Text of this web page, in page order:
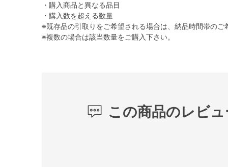
・購入商品と異なる品目
・購入数を超える数量
※既存品の引取りをご希望される場合は、納品時間帯のご
※複数の場合は該当数量をご購入下さい。
この商品のレビ